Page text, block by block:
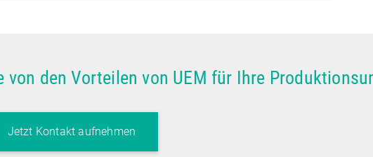
den Vorteilen von UEM für Ihre
Jetzt Kontakt aufnehmen